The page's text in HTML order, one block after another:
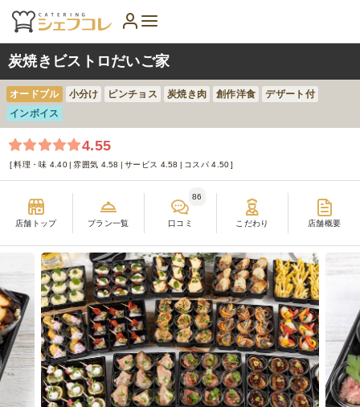
炭焼きビストロだいご家
オードブル 小分け ピンチョス 炭焼き肉 創作洋食
デザート付
インボイス
4.55
料理・味 4.40 雰囲気 4.58 サービス 4.58 コスパ 4.50
店舗トップ プラン一覧 口コミ
86
こだわり 店舗概要